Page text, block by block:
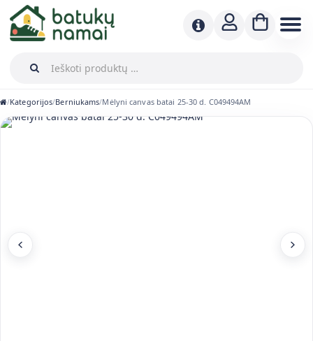
/Kategorijos/Berniukams/Mėlyni canvas batai 25-30 d. C049494AM